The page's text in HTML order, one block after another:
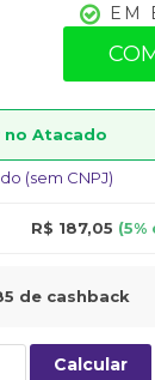
EM
no Atacado
(sem CNPJ)
R$ 187,05
de cashback
Calcular